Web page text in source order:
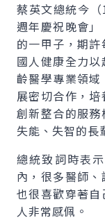
蔡英文總統今
週年慶祝晚會
的一甲子，期
國人健康全力
齡醫學專業領
展密切合作，
創新整合的服
失能、失智的長
總統致詞時表
內，很多醫師
也很喜歡穿著
人非常感佩。